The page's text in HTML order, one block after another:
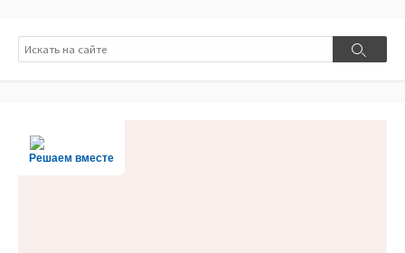
Поиск
Поиск
Решаем вместе